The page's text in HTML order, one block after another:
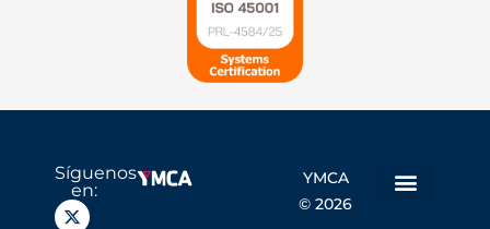
Síguenos
en:
YMCA
© 2026